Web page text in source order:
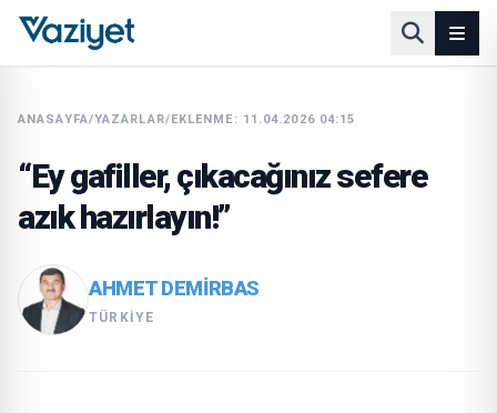
ANASAYFA/YAZARLAR/EKLENME: 11.04.2026 04:15
“Ey gafiller, çıkacağınız sefere
azık hazırlayın!”
AHMET DEMIRBAS
TÜRKIYE